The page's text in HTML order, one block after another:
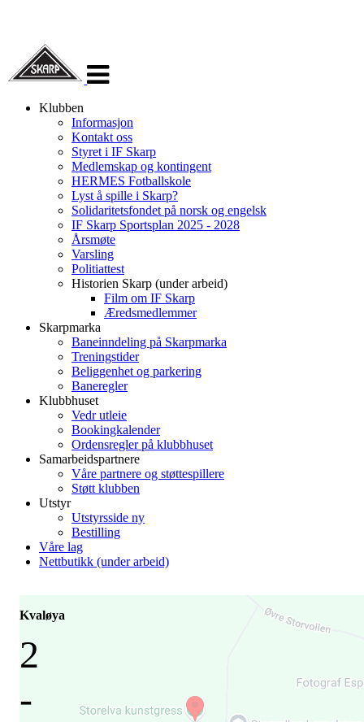
navigasjon
Klubben
Informasjon
Kontakt oss
Styret i IF Skarp
Medlemskap og kontingent
HERMES Fotballskole
Lyst å spille i Skarp?
Solidaritetsfondet på norsk og engelsk
IF Skarp Sportsplan 2025 - 2028
Årsmøte
Varsling
Politiattest
Historien Skarp (under arbeid)
Film om IF Skarp
Æredsmedlemmer
Skarpmarka
Baneinndeling på Skarpmarka
Treningstider
Beliggenhet og parkering
Baneregler
Klubbhuset
Vedr utleie
Bookingkalender
Ordensregler på klubbhuset
Samarbeidspartnere
Våre partnere og støttespillere
Støtt klubben
Utstyr
Utstyrsside ny
Bestilling
Våre lag
Nettbutikk (under arbeid)
Kvaløya
2
-